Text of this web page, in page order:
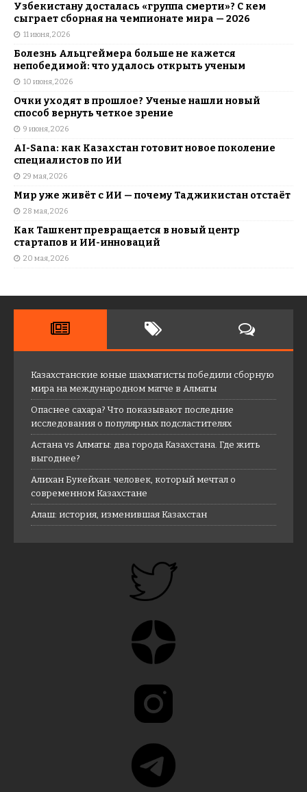
Узбекистану досталась «группа смерти»? С кем
сыграет сборная на чемпионате мира — 2026
11 июня, 2026
Болезнь Альцгеймера больше не кажется
непобедимой: что удалось открыть ученым
10 июня, 2026
Очки уходят в прошлое? Ученые нашли новый
способ вернуть четкое зрение
9 июня, 2026
AI-Sana: как Казахстан готовит новое поколение
специалистов по ИИ
29 мая, 2026
Мир уже живёт с ИИ — почему Таджикистан отстаёт
28 мая, 2026
Как Ташкент превращается в новый центр
стартапов и ИИ-инноваций
20 мая, 2026
Казахстанские юные шахматисты победили сборную
мира на международном матче в Алматы
Опаснее сахара? Что показывают последние
исследования о популярных подсластителях
Астана vs Алматы: два города Казахстана. Где жить
выгоднее?
Алихан Букейхан: человек, который мечтал о
современном Казахстане
Алаш: история, изменившая Казахстан